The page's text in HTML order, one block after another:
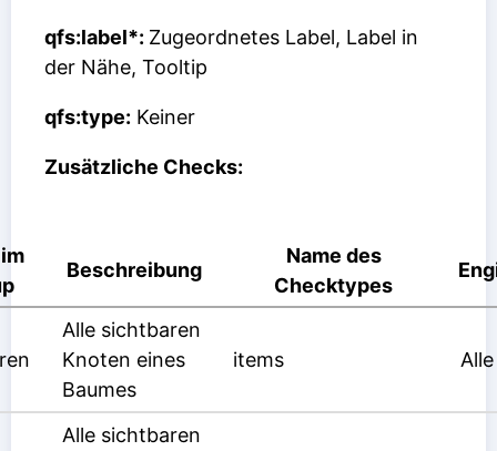
qfs:label*: Zugeordnetes Label, Label in
der Nähe, Tooltip
qfs:type: Keiner
Zusätzliche Checks:
Beschreibung
Name des
Checktypes
Alle sichtbaren
Knoten eines
Baumes
items Alle
Alle sichtbaren